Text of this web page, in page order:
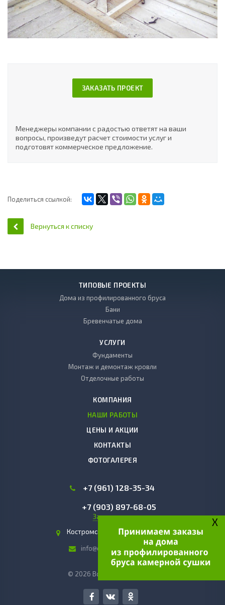
ЗАКАЗАТЬ ПРОЕКТ
Менеджеры компании с радостью ответят на ваши
вопросы, произведут расчет стоимости услуг и
подготовят коммерческое предложение.
Поделиться ссылкой:
Вернуться к списку
© 2026 Все права защищены.
ТИПОВЫЕ ПРОЕКТЫ
Дома из профилированного бруса
Бани
Бревенчатые дома
УСЛУГИ
Фундаменты
Монтаж и демонтаж кровли
Отделочные работы
КОМПАНИЯ
НАШИ РАБОТЫ
ЦЕНЫ И АКЦИИ
КОНТАКТЫ
ФОТОГАЛЕРЕЯ
+7 (961) 128-35-34
+7 (903) 897-68-05
Заказать звонок
Костромская область, г. Чухлома
info@domakostroma.com
X